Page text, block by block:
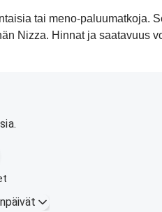
tai meno-paluumatkoja.
Nizza. Hinnat ja saatavuus